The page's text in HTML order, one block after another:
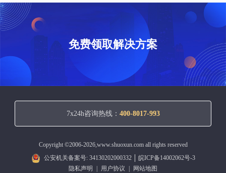
免费领取解决方案
7x24h咨询热线： 400-8017-993
Copyright ©2006-2026,www.shuoxun.com all rights reserved
公安机关备案号: 34130202000332
皖ICP备14002062号-3
隐私声明
用户协议 网站地图